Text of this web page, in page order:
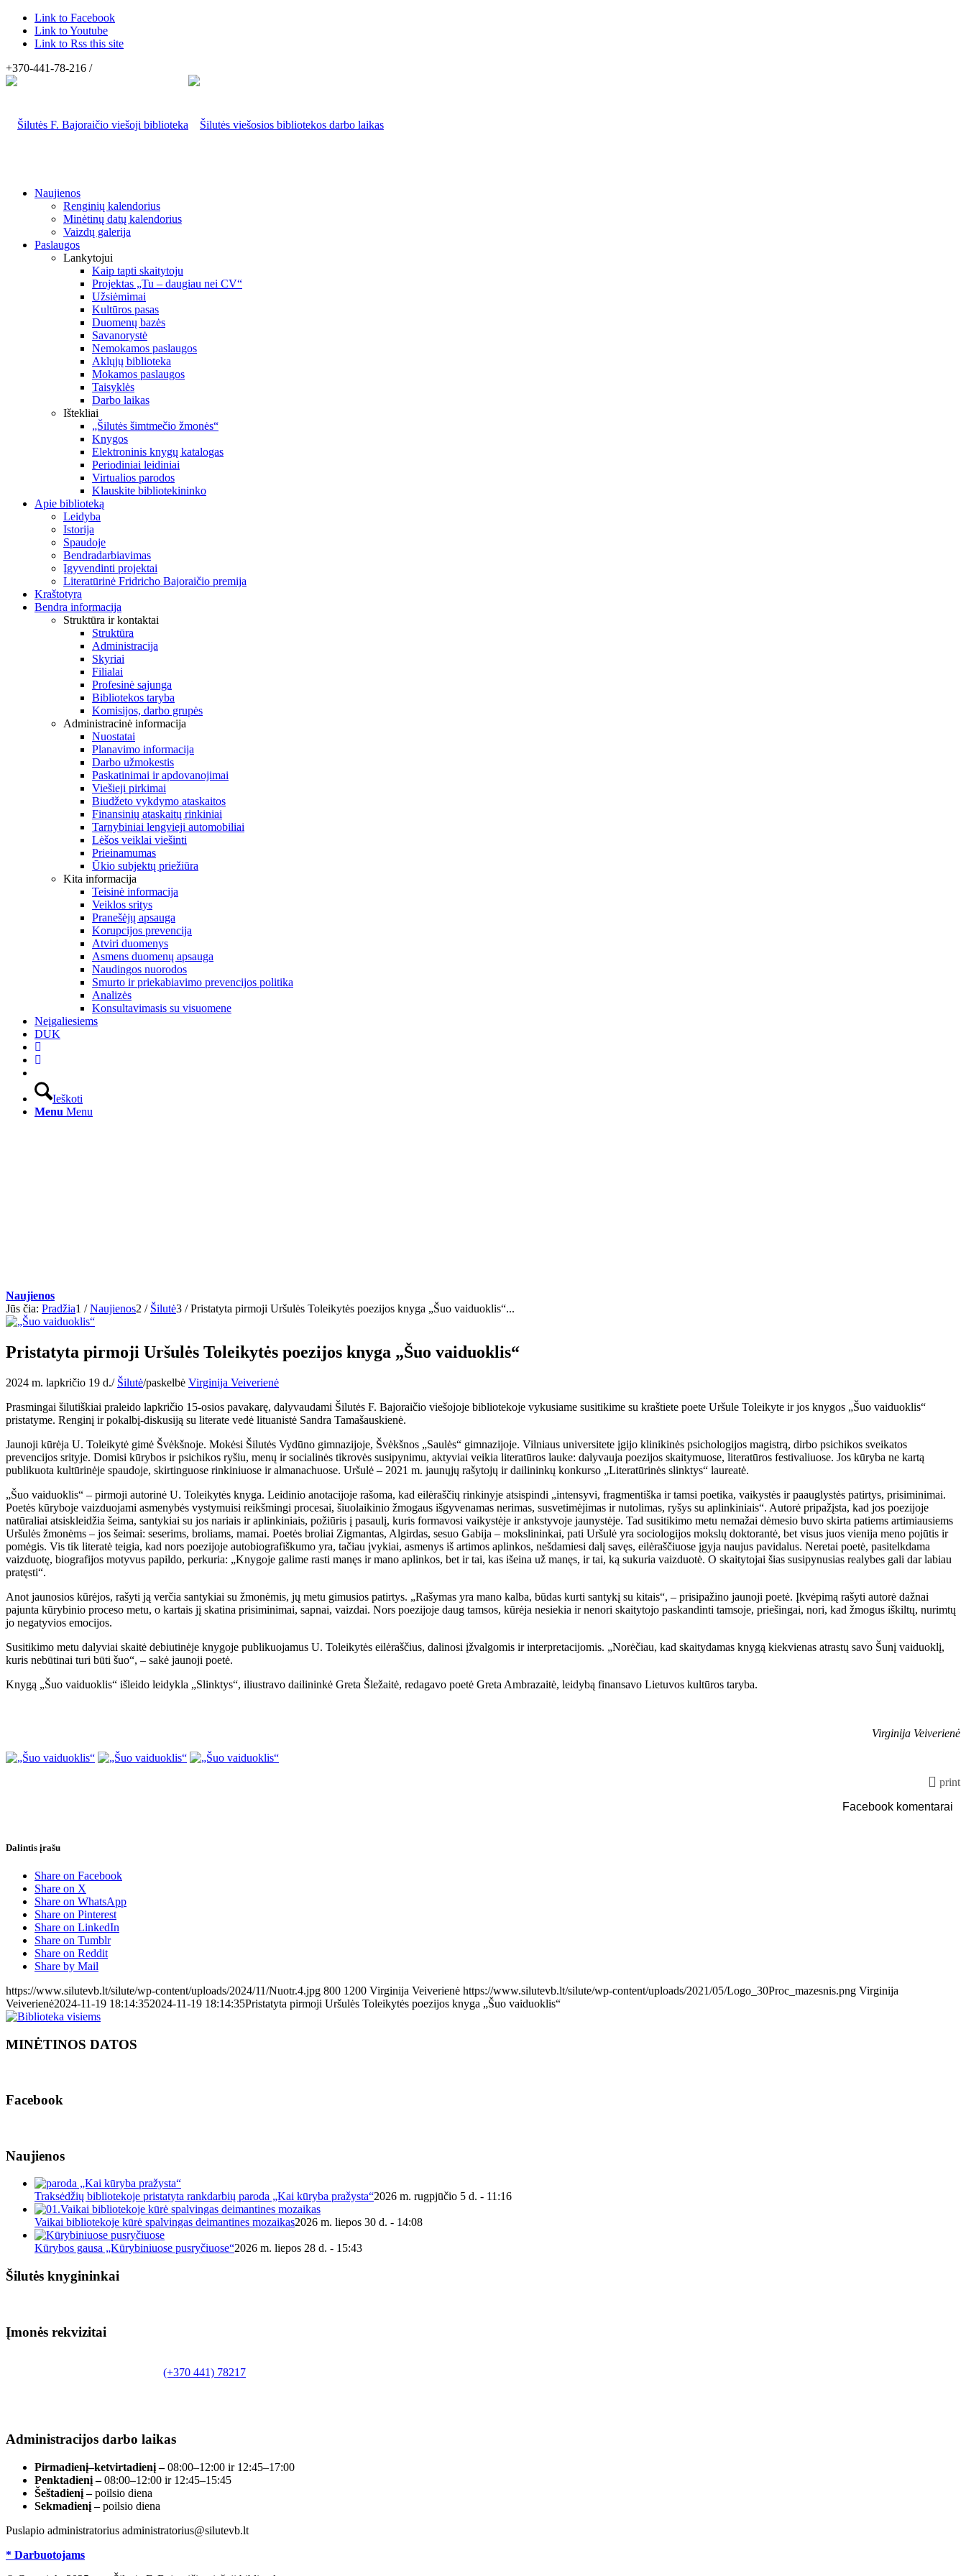
Link to Facebook
Link to Youtube
Link to Rss this site
+370-441-78-216 /
Naujienos
Renginių kalendorius
Minėtinų datų kalendorius
Vaizdų galerija
Paslaugos
Lankytojui
Kaip tapti skaitytoju
Projektas „Tu – daugiau nei CV“
Užsiėmimai
Kultūros pasas
Duomenų bazės
Savanorystė
Nemokamos paslaugos
Aklųjų biblioteka
Mokamos paslaugos
Taisyklės
Darbo laikas
Ištekliai
„Šilutės šimtmečio žmonės“
Knygos
Elektroninis knygų katalogas
Periodiniai leidiniai
Virtualios parodos
Klauskite bibliotekininko
Apie biblioteką
Leidyba
Istorija
Spaudoje
Bendradarbiavimas
Įgyvendinti projektai
Literatūrinė Fridricho Bajoraičio premija
Kraštotyra
Bendra informacija
Struktūra ir kontaktai
Struktūra
Administracija
Skyriai
Filialai
Profesinė sąjunga
Bibliotekos taryba
Komisijos, darbo grupės
Administracinė informacija
Nuostatai
Planavimo informacija
Darbo užmokestis
Paskatinimai ir apdovanojimai
Viešieji pirkimai
Biudžeto vykdymo ataskaitos
Finansinių ataskaitų rinkiniai
Tarnybiniai lengvieji automobiliai
Lėšos veiklai viešinti
Prieinamumas
Ūkio subjektų priežiūra
Kita informacija
Teisinė informacija
Veiklos sritys
Pranešėjų apsauga
Korupcijos prevencija
Atviri duomenys
Asmens duomenų apsauga
Naudingos nuorodos
Smurto ir priekabiavimo prevencijos politika
Analizės
Konsultavimasis su visuomene
Neįgaliesiems
DUK
Ieškoti
Menu Menu
Naujienos
Jūs čia: Pradžia1 / Naujienos2 / Šilutė3 / Pristatyta pirmoji Uršulės Toleikytės poezijos knyga „Šuo vaiduoklis“...
Pristatyta pirmoji Uršulės Toleikytės poezijos knyga „Šuo vaiduoklis“
2024 m. lapkričio 19 d./ Šilutė/paskelbė Virginija Veiverienė
Prasmingai šilutiškiai praleido lapkričio 15-osios pavakarę, dalyvaudami Šilutės F. Bajoraičio viešojoje bibliotekoje vykusiame susitikime su kraštiete poete Uršule Toleikyte ir jos knygos „Šuo vaiduoklis“
pristatyme. Renginį ir pokalbį-diskusiją su literate vedė lituanistė Sandra Tamašauskienė.
Jaunoji kūrėja U. Toleikytė gimė Švėkšnoje. Mokėsi Šilutės Vydūno gimnazijoje, Švėkšnos „Saulės“ gimnazijoje. Vilniaus universitete įgijo klinikinės psichologijos magistrą, dirbo psichikos sveikatos
prevencijos srityje. Domisi kūrybos ir psichikos ryšiu, menų ir socialinės tikrovės susipynimu, aktyviai veikia literatūros lauke: dalyvauja poezijos skaitymuose, literatūros festivaliuose. Jos kūryba ne kartą
publikuota kultūrinėje spaudoje, skirtinguose rinkiniuose ir almanachuose. Uršulė – 2021 m. jaunųjų rašytojų ir dailininkų konkurso „Literatūrinės slinktys“ laureatė.
„Šuo vaiduoklis“ – pirmoji autorinė U. Toleikytės knyga. Leidinio anotacijoje rašoma, kad eilėraščių rinkinyje atsispindi „intensyvi, fragmentiška ir tamsi poetika, vaikystės ir paauglystės patirtys, prisiminimai.
Poetės kūryboje vaizduojami asmenybės vystymuisi reikšmingi procesai, šiuolaikinio žmogaus išgyvenamas nerimas, susvetimėjimas ir nutolimas, ryšys su aplinkiniais“. Autorė pripažįsta, kad jos poezijoje
natūraliai atsiskleidžia šeima, santykiai su jos nariais ir aplinkiniais, požiūris į pasaulį, kuris formavosi vaikystėje ir ankstyvoje jaunystėje. Tad susitikimo metu nemažai dėmesio buvo skirta patiems artimiausiems
Uršulės žmonėms – jos šeimai: seserims, broliams, mamai. Poetės broliai Zigmantas, Algirdas, sesuo Gabija – mokslininkai, pati Uršulė yra sociologijos mokslų doktorantė, bet visus juos vienija meno pojūtis ir
pomėgis. Vis tik literatė teigia, kad nors poezijoje autobiografiškumo yra, tačiau įvykiai, asmenys iš artimos aplinkos, nešdamiesi dalį savęs, eilėraščiuose įgyja naujus pavidalus. Neretai poetė, pasitelkdama
vaizduotę, biografijos motyvus papildo, perkuria: „Knygoje galime rasti manęs ir mano aplinkos, bet ir tai, kas išeina už manęs, ir tai, ką sukuria vaizduotė. O skaitytojai šias susipynusias realybes gali dar labiau
pratęsti“.
Anot jaunosios kūrėjos, rašyti ją verčia santykiai su žmonėmis, jų metu gimusios patirtys. „Rašymas yra mano kalba, būdas kurti santykį su kitais“, – prisipažino jaunoji poetė. Įkvėpimą rašyti autorė dažnai
pajunta kūrybinio proceso metu, o kartais jį skatina prisiminimai, sapnai, vaizdai. Nors poezijoje daug tamsos, kūrėja nesiekia ir nenori skaitytojo paskandinti tamsoje, priešingai, nori, kad žmogus iškiltų, nurimtų
jo negatyvios emocijos.
Susitikimo metu dalyviai skaitė debiutinėje knygoje publikuojamus U. Toleikytės eilėraščius, dalinosi įžvalgomis ir interpretacijomis. „Norėčiau, kad skaitydamas knygą kiekvienas atrastų savo Šunį vaiduoklį,
kuris nebūtinai turi būti šuo“, – sakė jaunoji poetė.
Knygą „Šuo vaiduoklis“ išleido leidykla „Slinktys“, iliustravo dailininkė Greta Šležaitė, redagavo poetė Greta Ambrazaitė, leidybą finansavo Lietuvos kultūros taryba.
Virginija Veiverienė
print
Facebook komentarai
Dalintis įrašu
Share on Facebook
Share on X
Share on WhatsApp
Share on Pinterest
Share on LinkedIn
Share on Tumblr
Share on Reddit
Share by Mail
https://www.silutevb.lt/silute/wp-content/uploads/2024/11/Nuotr.4.jpg 800 1200 Virginija Veiverienė https://www.silutevb.lt/silute/wp-content/uploads/2021/05/Logo_30Proc_mazesnis.png Virginija
Veiverienė2024-11-19 18:14:352024-11-19 18:14:35Pristatyta pirmoji Uršulės Toleikytės poezijos knyga „Šuo vaiduoklis“
MINĖTINOS DATOS
Facebook
Naujienos
Traksėdžių bibliotekoje pristatyta rankdarbių paroda „Kai kūryba pražysta“2026 m. rugpjūčio 5 d. - 11:16
Vaikai bibliotekoje kūrė spalvingas deimantines mozaikas2026 m. liepos 30 d. - 14:08
Kūrybos gausa „Kūrybiniuose pusryčiuose“2026 m. liepos 28 d. - 15:43
Šilutės knygininkai
Įmonės rekvizitai
(+370 441) 78217
Administracijos darbo laikas
Pirmadienį–ketvirtadienį –08:00–12:00 ir 12:45–17:00
Penktadienį –08:00–12:00 ir 12:45–15:45
Šeštadienį –poilsio diena
Sekmadienį –poilsio diena
Puslapio administratorius administratorius@silutevb.lt
* Darbuotojams